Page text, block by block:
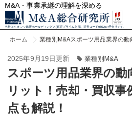
M&A・事業承継の理解を深める
当社はクオンツ総研ホールディングス(東証プライム上場、証券コード9552)の子会社です。
ホーム 業種別M&Aスポーツ用品業界の動
2025年9月19日更新 業種別M&A
スポーツ用品業界の動
リット！売却・買収
点も解説！